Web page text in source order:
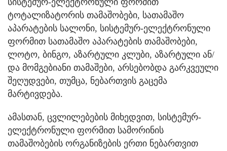
სისტემურ-ელექტრონული ფორმით
ტოტალიზატორის თამაშობები, სათამაშო
აპარატების სალონი, სისტემურ-ელექტრონული
ფორმით სათამაშო აპარატების თამაშობები,
ლოტო, ბინგო, აზარტული კლუბი, აზარტული ან/
და მომგებიანი თამაშები, არსებობდა გარკვეული
შეღუდვები, თუმცა, ნებართვის გაცემა
მარტივდება.
ამასთან, ცვლილებების მიხედვით, სისტემურ-
ელექტრონული ფორმით სამორინის
თამაშობების ორგანიზების ერთი ნებართვით